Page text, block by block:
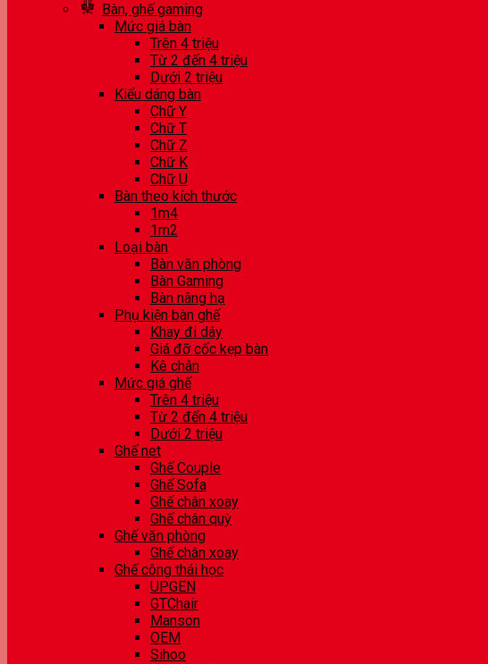
Bàn, ghế gaming
Mức giá bàn
Trên 4 triệu
Từ 2 đến 4 triệu
Dưới 2 triệu
Kiểu dáng bàn
Chữ Y
Chữ T
Chữ Z
Chữ K
Chữ U
Bàn theo kích thước
1m4
1m2
Loại bàn
Bàn văn phòng
Bàn Gaming
Bàn nâng hạ
Phụ kiện bàn ghế
Khay đi dây
Giá đỡ cốc kẹp bàn
Kê chân
Mức giá ghế
Trên 4 triệu
Từ 2 đến 4 triệu
Dưới 2 triệu
Ghế net
Ghế Couple
Ghế Sofa
Ghế chân xoay
Ghế chân quỳ
Ghế văn phòng
Ghế chân xoay
Ghế công thái học
UPGEN
GTChair
Manson
OEM
Sihoo